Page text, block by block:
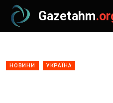
Gazetahm
НОВИНИ УКРАЇНА